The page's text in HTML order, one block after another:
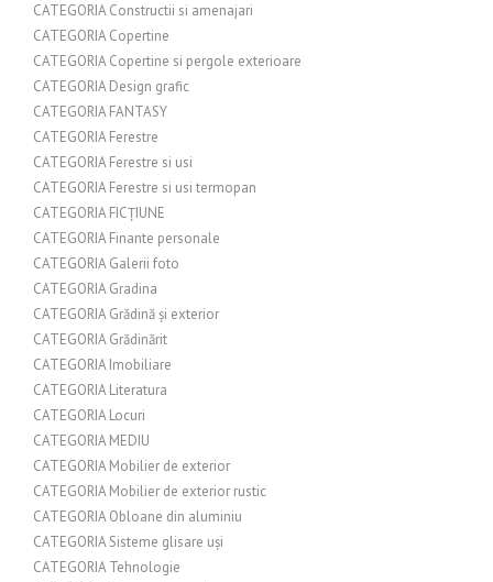
CATEGORIA Constructii si amenajari
CATEGORIA Copertine
CATEGORIA Copertine si pergole exterioare
CATEGORIA Design grafic
CATEGORIA FANTASY
CATEGORIA Ferestre
CATEGORIA Ferestre si usi
CATEGORIA Ferestre si usi termopan
CATEGORIA FICȚIUNE
CATEGORIA Finante personale
CATEGORIA Galerii foto
CATEGORIA Gradina
CATEGORIA Grădină și exterior
CATEGORIA Grădinărit
CATEGORIA Imobiliare
CATEGORIA Literatura
CATEGORIA Locuri
CATEGORIA MEDIU
CATEGORIA Mobilier de exterior
CATEGORIA Mobilier de exterior rustic
CATEGORIA Obloane din aluminiu
CATEGORIA Sisteme glisare uși
CATEGORIA Tehnologie